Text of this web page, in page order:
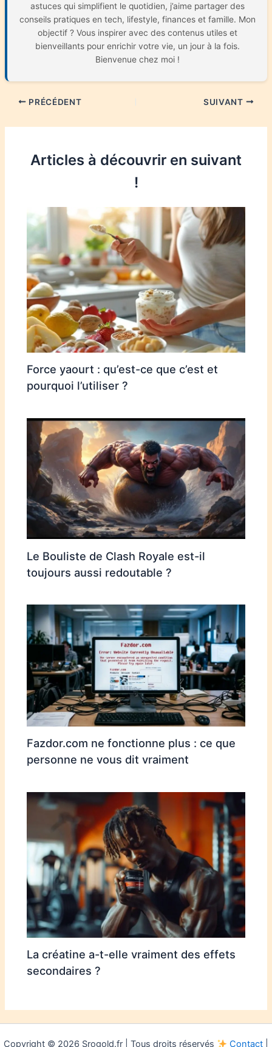
astuces qui simplifient le quotidien, j’aime partager des
conseils pratiques en tech, lifestyle, finances et famille. Mon
objectif ? Vous inspirer avec des contenus utiles et
bienveillants pour enrichir votre vie, un jour à la fois.
Bienvenue chez moi !
PRÉCÉDENT SUIVANT
Articles à découvrir en suivant
!
Force yaourt : qu’est-ce que c’est et
pourquoi l’utiliser ?
Le Bouliste de Clash Royale est-il
toujours aussi redoutable ?
Fazdor.com ne fonctionne plus : ce que
personne ne vous dit vraiment
La créatine a-t-elle vraiment des effets
secondaires ?
Copyright © 2026 Srogold.fr | Tous droits réservés Contact|